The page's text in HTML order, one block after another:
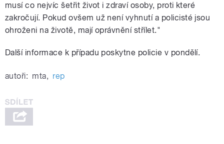
musí co nejvíc šetřit život i zdraví osoby, proti které
zakročují. Pokud ovšem už není vyhnutí a policisté jsou
ohroženi na životě, mají oprávnění střílet."
Další informace k případu poskytne policie v pondělí.
autoři: mta, rep